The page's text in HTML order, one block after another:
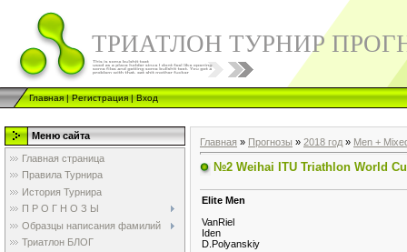
ТРИАТЛОН ТУРНИР
Главная|Регистрация|Вход
Меню сайта
Главная страница
Правила Турнира
История Турнира
П Р О Г Н О З Ы
Образцы написания фамилий
Триатлон БЛОГ
Главная » Прогнозы » 2018 год » Men +
№2 Weihai ITU Triathlon World
Elite Men
VanRiel
Iden
D.Polyanskiy